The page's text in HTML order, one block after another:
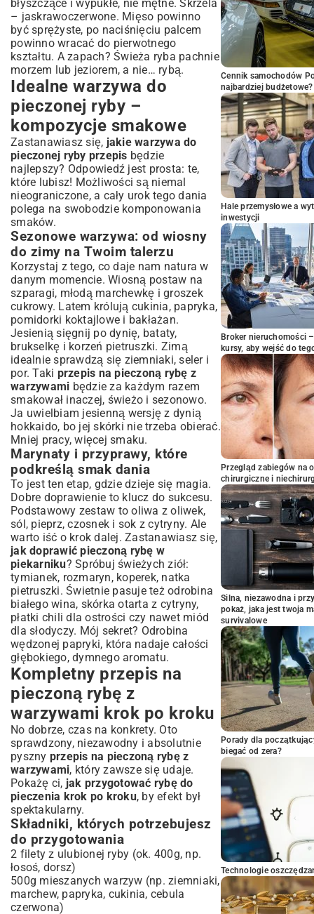
błyszczące i wypukłe, nie mętne. Skrzela
– jaskrawoczerwone. Mięso powinno
być sprężyste, po naciśnięciu palcem
powinno wracać do pierwotnego
kształtu. A zapach? Świeża ryba pachnie
morzem lub jeziorem, a nie… rybą.
Idealne warzywa do
pieczonej ryby –
kompozycje smakowe
Zastanawiasz się, jakie warzywa do
pieczonej ryby przepis będzie
najlepszy? Odpowiedź jest prosta: te,
które lubisz! Możliwości są niemal
nieograniczone, a cały urok tego dania
polega na swobodzie komponowania
smaków.
Sezonowe warzywa: od wiosny
do zimy na Twoim talerzu
Korzystaj z tego, co daje nam natura w
danym momencie. Wiosną postaw na
szparagi, młodą marchewkę i groszek
cukrowy. Latem królują cukinia, papryka,
pomidorki koktajlowe i bakłażan.
Jesienią sięgnij po dynię, bataty,
brukselkę i korzeń pietruszki. Zimą
idealnie sprawdzą się ziemniaki, seler i
por. Taki przepis na pieczoną rybę z
warzywami będzie za każdym razem
smakował inaczej, świeżo i sezonowo.
Ja uwielbiam jesienną wersję z dynią
hokkaido, bo jej skórki nie trzeba obierać.
Mniej pracy, więcej smaku.
Marynaty i przyprawy, które
podkreślą smak dania
To jest ten etap, gdzie dzieje się magia.
Dobre doprawienie to klucz do sukcesu.
Podstawowy zestaw to oliwa z oliwek,
sól, pieprz, czosnek i sok z cytryny. Ale
warto iść o krok dalej. Zastanawiasz się,
jak doprawić pieczoną rybę w
piekarniku? Spróbuj świeżych ziół:
tymianek, rozmaryn, koperek, natka
pietruszki. Świetnie pasuje też odrobina
białego wina, skórka otarta z cytryny,
płatki chili dla ostrości czy nawet miód
dla słodyczy. Mój sekret? Odrobina
wędzonej papryki, która nadaje całości
głębokiego, dymnego aromatu.
Kompletny przepis na
pieczoną rybę z
warzywami krok po kroku
No dobrze, czas na konkrety. Oto
sprawdzony, niezawodny i absolutnie
pyszny przepis na pieczoną rybę z
warzywami, który zawsze się udaje.
Pokażę ci, jak przygotować rybę do
pieczenia krok po kroku, by efekt był
spektakularny.
Składniki, których potrzebujesz
do przygotowania
2 filety z ulubionej ryby (ok. 400g, np.
łosoś, dorsz)
500g mieszanych warzyw (np. ziemniaki,
marchew, papryka, cukinia, cebula
czerwona)
Cennik samochodów
najbardziej budżetowe?
Hale przemysłowe a
inwestycji
Broker nieruchomości
kursy, aby wejść do
Przegląd zabiegów na
chirurgiczne i
Silna, niezawodna i
pokaż, jaka jest twoja
survivalowe
Porady dla
biegać od zera?
Technologie